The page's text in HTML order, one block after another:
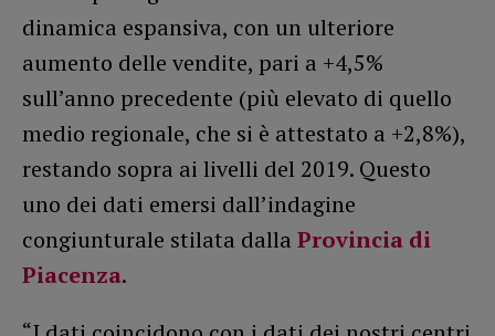
dinamica espansiva, con un ulteriore
aumento delle vendite, pari a +4,5%
sull’anno precedente (più elevato di quello
medio regionale, che si è attestato a +2,8%),
restando sopra ai livelli del 2019. Questo
uno dei dati emersi dall’indagine
congiunturale stilata dalla Provincia di
Piacenza.